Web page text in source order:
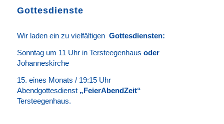
Gottesdienste
Wir laden ein zu vielfältigen Gottesdiensten:
Sonntag um 11 Uhr in Tersteegenhaus oder
Johanneskirche
15. eines Monats / 19:15 Uhr
Abendgottesdienst„FeierAbendZeit“
Tersteegenhaus.